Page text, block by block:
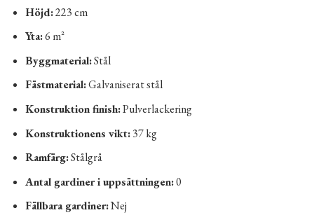
Höjd:223 cm
Yta:6 m²
Byggmaterial:Stål
Fästmaterial:Galvaniserat stål
Konstruktion finish:Pulverlackering
Konstruktionens vikt:37 kg
Ramfärg:Stålgrå
Antal gardiner i uppsättningen:0
Fällbara gardiner:Nej